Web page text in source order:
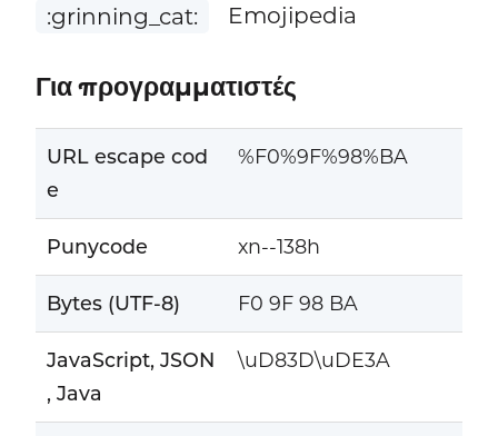
:grinning_cat:
Emojipedia
Για προγραμματιστές
URL escape cod
e
%F0%9F%98%BA
Punycode xn--138h
Bytes (UTF-8) F0 9F 98 BA
JavaScript, JSON
, Java
\uD83D\uDE3A